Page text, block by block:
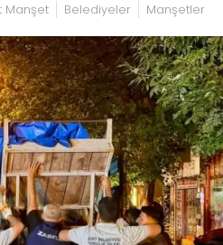
Manşet Belediyeler Manşetler